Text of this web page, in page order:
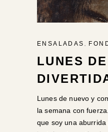
ENSALADAS ,
LUNES
Lunes de nuevo y
la semana con
que soy una